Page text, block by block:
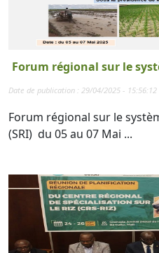
Forum régional sur le
Date de publication : 29/04/2025 - 15:56:12
Forum régional sur le
(SRI) du 05 au 07 Mai ...